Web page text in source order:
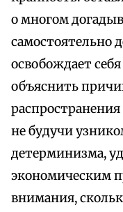
о многом
самостоятельно
освобождает
объяснить
не будучи
детерминизма,
экономическим
внимания,